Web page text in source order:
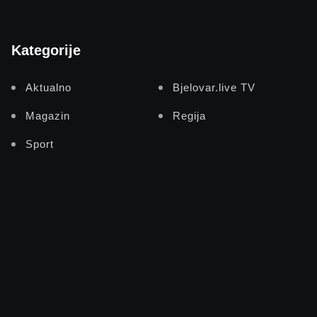
Kategorije
Aktualno Bjelovar.live TV
Magazin Regija
Sport